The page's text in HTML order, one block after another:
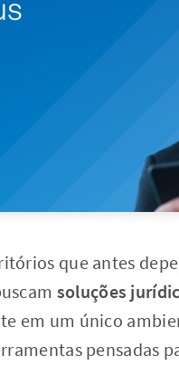
que antes
soluções
em um único
pensadas